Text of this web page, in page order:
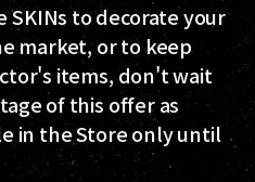
SKINs to decorate your
market, or to keep
items, don't wait
of this offer as
in the Store only until